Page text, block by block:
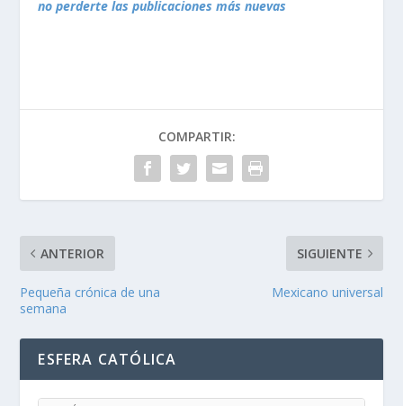
no perderte las publicaciones más nuevas
COMPARTIR:
ANTERIOR
Pequeña crónica de una
semana
SIGUIENTE
Mexicano universal
ESFERA CATÓLICA